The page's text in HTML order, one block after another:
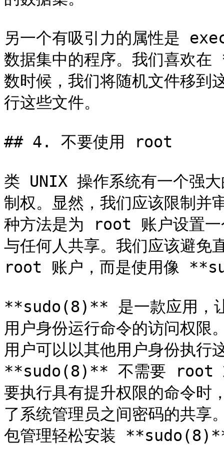
另一个有吸引力的属性是
数据集中的程序。我们喜欢
数时候，我们将随机文件移到
行这些文件。
## 4. 不要使用 root
类 UNIX 操作系统有一个强
制权。显然，我们应该限制并
种方法是为 root 账户设置一
与任何人共享。我们应该避
root 账户，而是使用像
**sudo(8)** 是一款应用，
用户身份运行命令的访问权限
用户可以以其他用户身份执
**sudo(8)** 不需要 root 或
要执行具有提升权限的命令时
了系统管理员之间密码的共
包管理轻松安装